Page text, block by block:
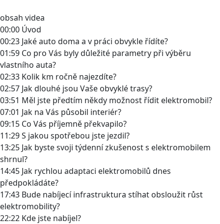
obsah videa
00:00 Úvod
00:23 Jaké auto doma a v práci obvykle řídíte?
01:59 Co pro Vás byly důležité parametry při výběru
vlastního auta?
02:33 Kolik km ročně najezdíte?
02:57 Jak dlouhé jsou Vaše obvyklé trasy?
03:51 Měl jste předtím někdy možnost řídit elektromobil?
07:01 Jak na Vás působil interiér?
09:15 Co Vás příjemně překvapilo?
11:29 S jakou spotřebou jste jezdil?
13:25 Jak byste svoji týdenní zkušenost s elektromobilem
shrnul?
14:45 Jak rychlou adaptaci elektromobilů dnes
předpokládáte?
17:43 Bude nabíjecí infrastruktura stíhat obsloužit růst
elektromobility?
22:22 Kde jste nabíjel?